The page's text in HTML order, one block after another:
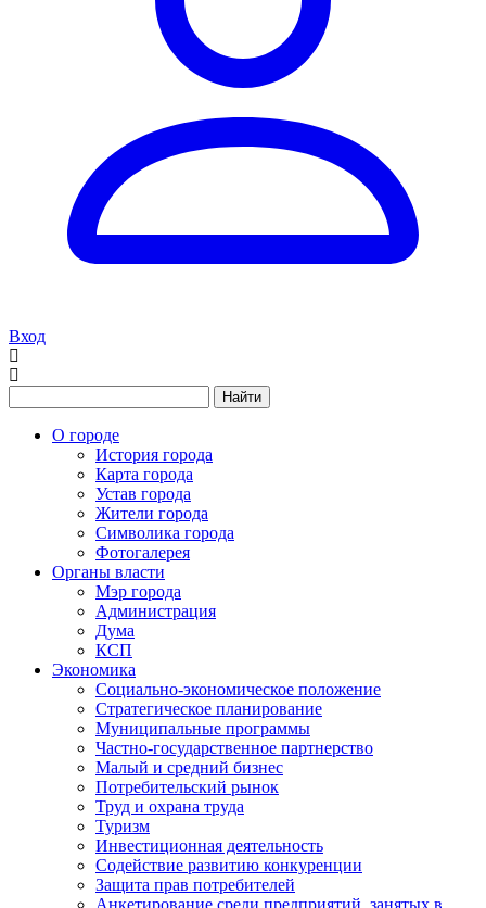
Вход
Найти
О городе
История города
Карта города
Устав города
Жители города
Символика города
Фотогалерея
Органы власти
Мэр города
Администрация
Дума
КСП
Экономика
Социально-экономическое положение
Стратегическое планирование
Муниципальные программы
Частно-государственное партнерство
Малый и средний бизнес
Потребительский рынок
Труд и охрана труда
Туризм
Инвестиционная деятельность
Содействие развитию конкуренции
Защита прав потребителей
Анкетирование среди предприятий, занятых в